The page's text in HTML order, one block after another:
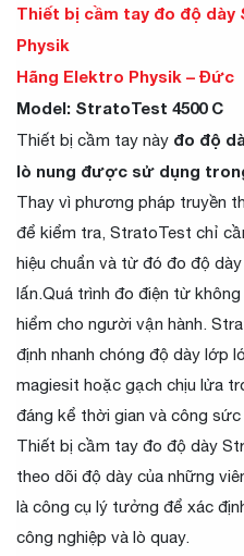
Thiết bị cầm tay đo độ dày
Physik
Hãng Elektro Physik – Đức
Model: StratoTest 4500 C
Thiết bị cầm tay này đo độ
lò nung được sử dụng
Thay vì phương pháp truyền
để kiểm tra, StratoTest chỉ
hiệu chuẩn và từ đó đo độ
lấn.Quá trình đo điện từ
hiểm cho người vận hành.
định nhanh chóng độ dày lớp
magiesit hoặc gạch chịu lửa
đáng kể thời gian và công
Thiết bị cầm tay đo độ dày
theo dõi độ dày của những
là công cụ lý tưởng để xác
công nghiệp và lò quay.